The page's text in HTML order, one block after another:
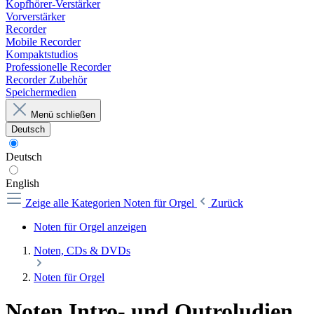
Kopfhörer-Verstärker
Vorverstärker
Recorder
Mobile Recorder
Kompaktstudios
Professionelle Recorder
Recorder Zubehör
Speichermedien
Menü schließen
Deutsch
Deutsch
English
Zeige alle Kategorien Noten für Orgel
Zurück
Noten für Orgel anzeigen
Noten, CDs & DVDs
Noten für Orgel